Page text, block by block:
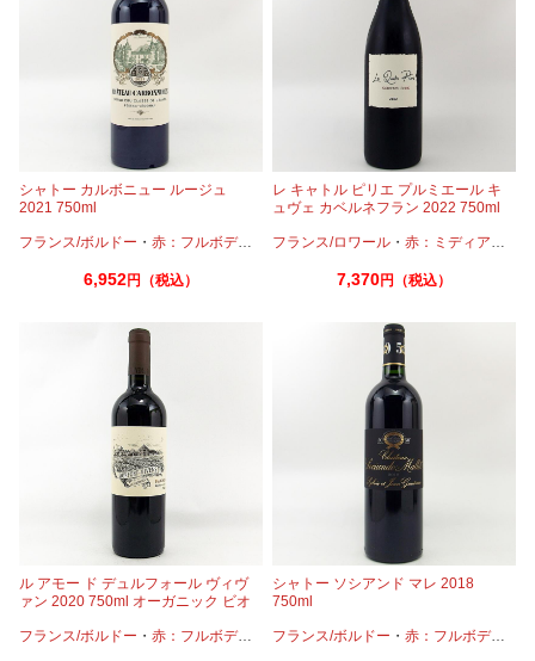
シャトー カルボニュー ルージュ
2021 750ml
フランス/ボルドー ・ 赤：フルボディ カベルネ・カベルネフラン・プティヴェ
6,952円（税込）
レ キャトル ピリエ プルミエール キ
ュヴェ カベルネフラン 2022 750ml
フランス/ロワール ・赤：ミディアムボディ
7,370円（税込）
ル アモー ド デュルフォール ヴィヴ
ァン 2020 750ml オーガニック ビオ
フランス/ボルドー ・ 赤：フルボディ カベルネ・カベルネフラン・メルロー
シャトー ソシアンド マレ 2018
750ml
フランス/ボルドー ・赤：フルボディ